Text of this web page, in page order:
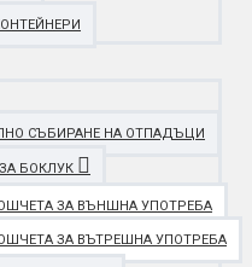
СЪБИРАНЕ НА ОТПАДЪЦИ
БОКЛУК
ЗА ВЪНШНА УПОТРЕБА
ЗА ВЪТРЕШНА УПОТРЕБА